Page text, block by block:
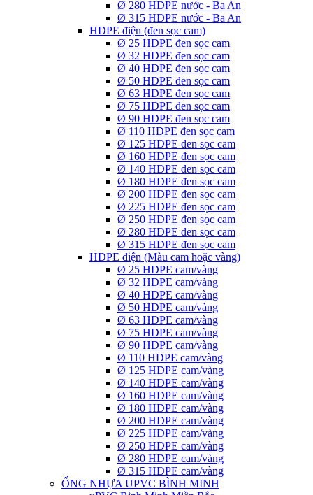
Ø 280 HDPE nước - Ba An
Ø 315 HDPE nước - Ba An
HDPE điện (đen sọc cam)
Ø 25 HDPE đen sọc cam
Ø 32 HDPE đen sọc cam
Ø 40 HDPE đen sọc cam
Ø 50 HDPE đen sọc cam
Ø 63 HDPE đen sọc cam
Ø 75 HDPE đen sọc cam
Ø 90 HDPE đen sọc cam
Ø 110 HDPE đen sọc cam
Ø 125 HDPE đen sọc cam
Ø 160 HDPE đen sọc cam
Ø 140 HDPE đen sọc cam
Ø 180 HDPE đen sọc cam
Ø 200 HDPE đen sọc cam
Ø 225 HDPE đen sọc cam
Ø 250 HDPE đen sọc cam
Ø 280 HDPE đen sọc cam
Ø 315 HDPE đen sọc cam
HDPE điện (Màu cam hoặc vàng)
Ø 25 HDPE cam/vàng
Ø 32 HDPE cam/vàng
Ø 40 HDPE cam/vàng
Ø 50 HDPE cam/vàng
Ø 63 HDPE cam/vàng
Ø 75 HDPE cam/vàng
Ø 90 HDPE cam/vàng
Ø 110 HDPE cam/vàng
Ø 125 HDPE cam/vàng
Ø 140 HDPE cam/vàng
Ø 160 HDPE cam/vàng
Ø 180 HDPE cam/vàng
Ø 200 HDPE cam/vàng
Ø 225 HDPE cam/vàng
Ø 250 HDPE cam/vàng
Ø 280 HDPE cam/vàng
Ø 315 HDPE cam/vàng
ỐNG NHỰA UPVC BÌNH MINH